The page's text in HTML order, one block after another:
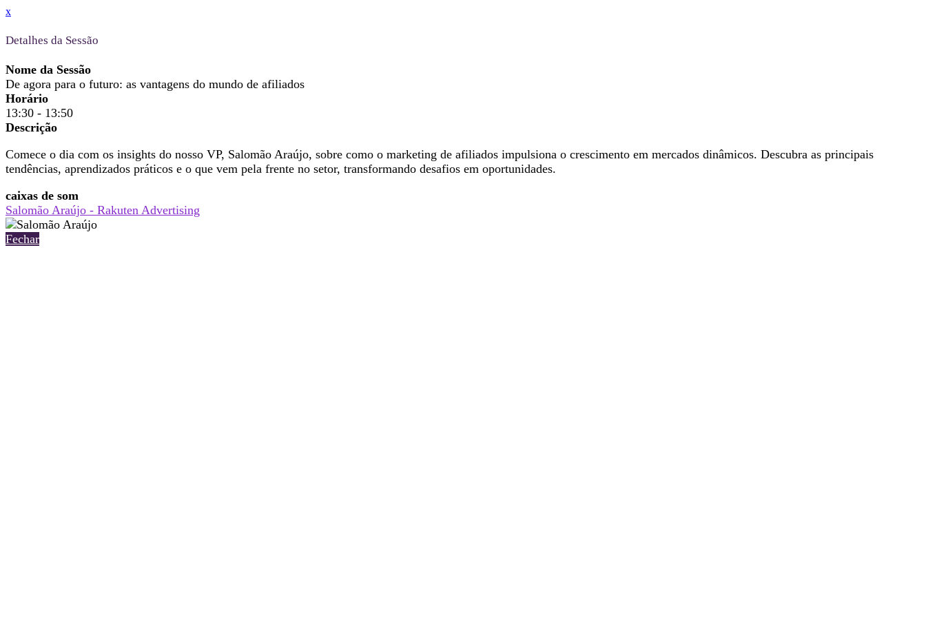
x
Detalhes da Sessão
Nome da Sessão
De agora para o futuro: as vantagens do mundo de afiliados
Horário
13:30 - 13:50
Descrição
Comece o dia com os insights do nosso VP, Salomão Araújo, sobre como o marketing de afiliados impulsiona o crescimento em mercados dinâmicos. Descubra as principais
tendências, aprendizados práticos e o que vem pela frente no setor, transformando desafios em oportunidades.
caixas de som
Salomão Araújo - Rakuten Advertising
Fechar